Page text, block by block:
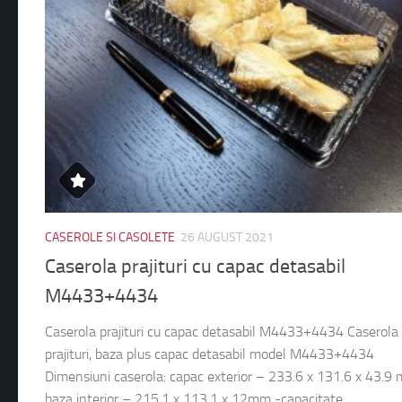
CASEROLE SI CASOLETE 26 AUGUST 2021
Caserola prajituri cu capac detasabil
M4433+4434
Caserola prajituri cu capac detasabil M4433+4434 Caserola
prajituri, baza plus capac detasabil model M4433+4434
Dimensiuni caserola: capac exterior – 233.6 x 131.6 x 43.9